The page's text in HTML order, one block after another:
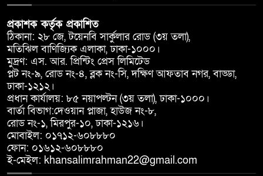
প্রকাশক কর্তৃক প্রকাশিত
ঠিকানা: ২৮ জে, টয়েনবি সার্কুলার রোড (৩য় তলা),
মতিঝিল বাণিজ্যিক এলাকা, ঢাকা-১০০০।
মুদ্রণ: এস. আর. প্রিন্টিং প্রেস লিমিটেড
প্লট নং-৯, রোড নং-৪, ব্লক নং-সি, দক্ষিণ আফতাব নগর, বাড্ডা,
ঢাকা-১২১২।
প্রধান কার্যালয়: ৮৫ নয়াপল্টন (৩য় তলা), ঢাকা-১০০০।
বার্তা বিভাগ:দেওয়ান প্লাজা, হাউজ নং-৮,
রোড নং-১, মিরপুর-১০, ঢাকা-১২১৬।
মোবাইল: ০১৭১২-৬০৮৮৮০
ফোন: ০১৬১২-৬০৮৮৮০
ই-মেইল: khansalimrahman22@gmail.com